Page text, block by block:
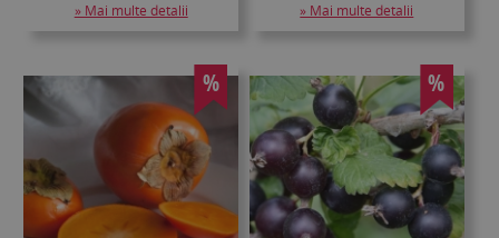
» Mai multe detalii » Mai multe detalii
% %